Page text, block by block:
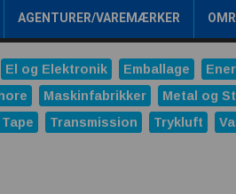
AGENTURER/VAREMÆRKER
El og Elektronik Emballage
Maskinfabrikker Metal og
Tape Transmission Trykluft